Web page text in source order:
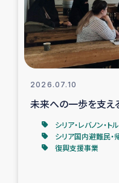
2026.07.10
未来への一歩を支
シリア・レバノン・ト
シリア国内避難民
復興支援事業